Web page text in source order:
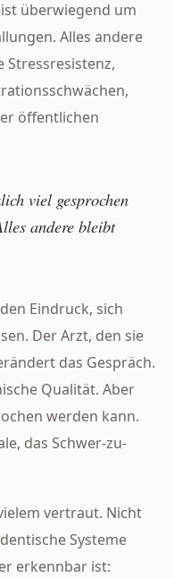
überwiegend um
Alles andere
öffentlichen
viel gesprochen
andere bleibt
Eindruck, sich
Der Arzt, den sie
das Gespräch.
Qualität. Aber
werden kann.
das Schwer-zu-
vertraut. Nicht
Systeme
erkennbar ist: